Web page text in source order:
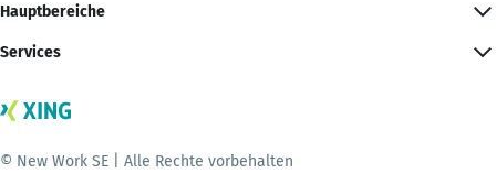
Hauptbereiche
Services
© New Work SE | Alle Rechte vorbehalten